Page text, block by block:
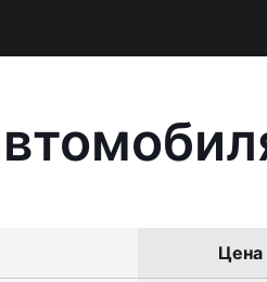
Цена